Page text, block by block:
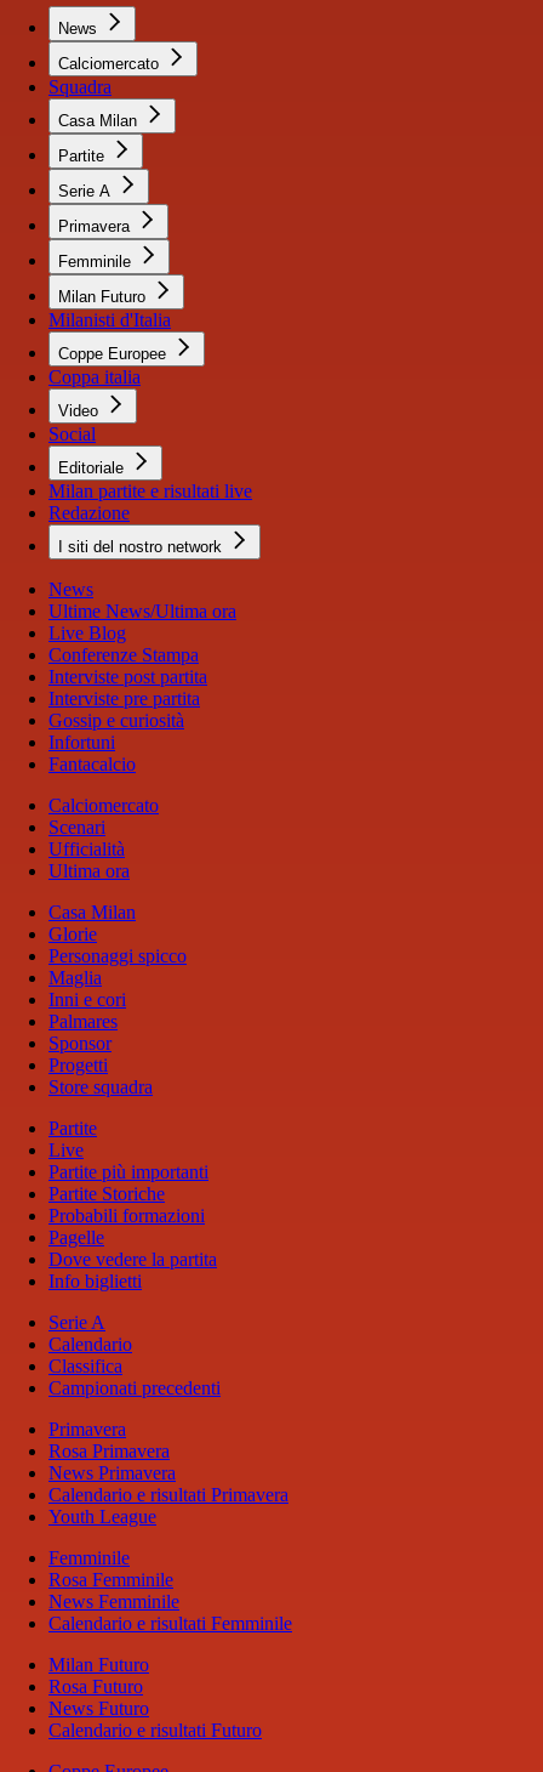
News
Calciomercato
Squadra
Casa Milan
Partite
Serie A
Primavera
Femminile
Milan Futuro
Milanisti d'Italia
Coppe Europee
Coppa italia
Video
Social
Editoriale
Milan partite e risultati live
Redazione
I siti del nostro network
News
Ultime News/Ultima ora
Live Blog
Conferenze Stampa
Interviste post partita
Interviste pre partita
Gossip e curiosità
Infortuni
Fantacalcio
Calciomercato
Scenari
Ufficialità
Ultima ora
Casa Milan
Glorie
Personaggi spicco
Maglia
Inni e cori
Palmares
Sponsor
Progetti
Store squadra
Partite
Live
Partite più importanti
Partite Storiche
Probabili formazioni
Pagelle
Dove vedere la partita
Info biglietti
Serie A
Calendario
Classifica
Campionati precedenti
Primavera
Rosa Primavera
News Primavera
Calendario e risultati Primavera
Youth League
Femminile
Rosa Femminile
News Femminile
Calendario e risultati Femminile
Milan Futuro
Rosa Futuro
News Futuro
Calendario e risultati Futuro